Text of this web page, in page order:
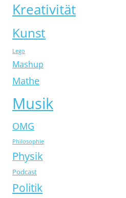
Kreativität
Kunst
Lego
Mashup
Mathe
Musik
OMG
Philosophie
Physik
Podcast
Politik